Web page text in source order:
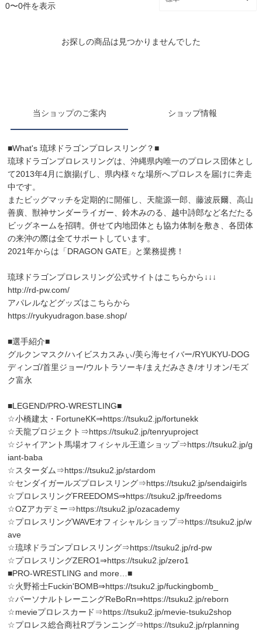
0〜0件を表示
お探しの商品は見つかりませんでした
当ショップのご案内 ショップ情報
■What's 琉球ドラゴンプロレスリング？■
琉球ドラゴンプロレスリングは、沖縄県内唯一のプロレス団体とし
て2013年4月に旗揚げし、県内様々な場所へプロレスを届けに奔走
中です。
またビッグマッチを定期的に開催し、天龍源一郎、藤波辰爾、高山
善廣、獣神サンダーライガー、鈴木みのる、越中詩郎など名だたる
ビッグネームを招聘。併せて内地団体とも協力体制を敷き、各団体
の来沖の際は全てサポートしています。
2021年からは「DRAGON GATE」と業務提携！
琉球ドラゴンプロレスリング公式サイトはこちらから↓↓↓
http://rd-pw.com/
アパレルなどグッズはこちらから
https://ryukyudragon.base.shop/
■選手紹介■
グルクンマスク/ハイビスカスみぃ/美ら海セイバー/RYUKYU-DOG
ディンゴ/首里ジョー/ウルトラソーキ/まえだみさき/オリオン/モズ
ク富永
■LEGEND/PRO-WRESTLING■
☆小橋建太・FortuneKK⇒https://tsuku2.jp/fortunekk
☆天龍プロジェクト⇒https://tsuku2.jp/tenryuproject
☆ジャイアント馬場オフィシャル王道ショップ⇒https://tsuku2.jp/g
iant-baba
☆スターダム⇒https://tsuku2.jp/stardom
☆センダイガールズプロレスリング⇒https://tsuku2.jp/sendaigirls
☆プロレスリングFREEDOMS⇒https://tsuku2.jp/freedoms
☆OZアカデミー⇒https://tsuku2.jp/ozacademy
☆プロレスリングWAVEオフィシャルショップ⇒https://tsuku2.jp/w
ave
☆琉球ドラゴンプロレスリング⇒https://tsuku2.jp/rd-pw
☆プロレスリングZERO1⇒https://tsuku2.jp/zero1
■PRO-WRESTLING and more…■
☆火野裕士Fuckin'BOMB⇒https://tsuku2.jp/fuckingbomb_
☆パーソナルトレーニングReBoRn⇒https://tsuku2.jp/reborn
☆mevieプロレスカード⇒https://tsuku2.jp/mevie-tsuku2shop
☆プロレス総合商社Rプランニング⇒https://tsuku2.jp/rplanning